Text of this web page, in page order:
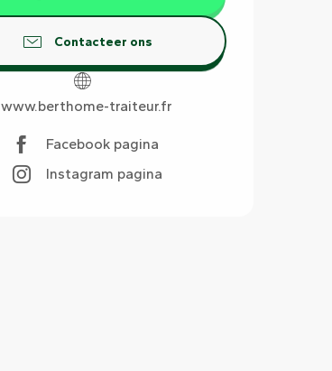
Contacteer ons
www.berthome-traiteur.fr
Facebook pagina
Instagram pagina